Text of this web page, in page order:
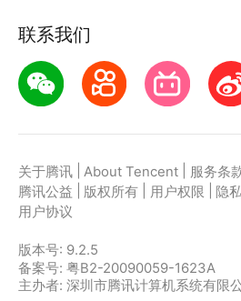
联系我们
关于腾讯 About Tencent 服务条
腾讯公益
版权所有 用户权限 隐
用户协议
版本号: 9.2.5
备案号: 粤B2-20090059-1623A
主办者: 深圳市腾讯计算机系统有限